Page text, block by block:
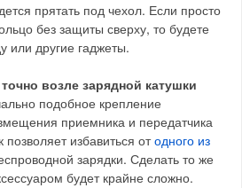
прятать под чехол. Если просто
без защиты сверху, то будете
или другие гаджеты.
точно возле зарядной катушки
подобное крепление
приемника и передатчика
избавиться отодного из
зарядки. Сделать то же
будет крайне сложно.